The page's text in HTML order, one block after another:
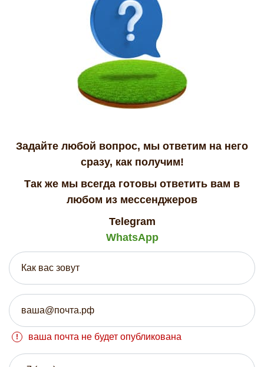
Задайте любой вопрос, мы ответим на него
сразу, как получим!
Так же мы всегда готовы ответить вам в
любом из мессенджеров
Telegram
WhatsApp
ваша почта не будет опубликована